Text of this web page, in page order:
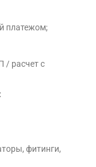
платежом;
/ расчет с
фитинги,